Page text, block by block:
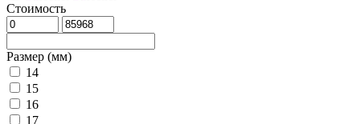
Стоимость
Размер (мм)
14
15
16
17